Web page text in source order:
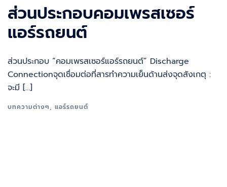
ส่วนประกอบคอมเพรสเซอร์
แอร์รถยนต์
ส่วนประกอบ “คอมเพรสเซอร์แอร์รถยนต์” Discharge
Connectionจุดเชื่อมต่อที่สารทำความเย็นด้านส่งจุดสังเกตุ :
จะมี […]
บทความต่างๆ แอร์รถยนต์